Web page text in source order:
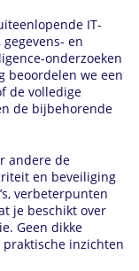
IT-
en
onderzoeken
beoordelen we een
de volledige
de bijbehorende
andere de
en beveiliging
verbeterpunten
je beschikt over
Geen dikke
inzichten